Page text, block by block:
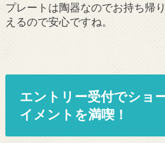
プレートは陶器なのでお持ち帰
えるので安心ですね。
エントリー受付でショ
イメントを満喫！